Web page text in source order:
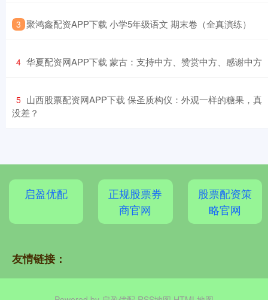
3 ​聚鸿鑫配资APP下载 小学5年级语文 期末卷（全真演练）
4 ​华夏配资网APP下载 蒙古：支持中方、赞赏中方、感谢中方
5 ​山西股票配资网APP下载 保圣质构仪：外观一样的糖果，真
没差？
启盈优配
正规股票券
商官网
股票配资策
略官网
友情链接：